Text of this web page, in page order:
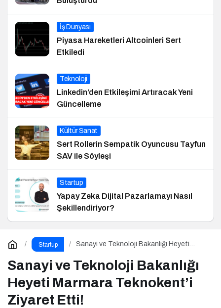
İş Dünyası
Piyasa Hareketleri Altcoinleri Sert
Etkiledi
Teknoloji
Linkedin’den Etkileşimi Artıracak Yeni
Güncelleme
Kültür Sanat
Sert Rollerin Sempatik Oyuncusu Tayfun
SAV ile Söyleşi
Startup
Yapay Zeka Dijital Pazarlamayı Nasıl
Şekillendiriyor?
Startup
Sanayi ve Teknoloji Bakanlığı Heyeti
Sanayi ve Teknoloji Bakanlığı
Heyeti Marmara Teknokent’i
Ziyaret Etti!